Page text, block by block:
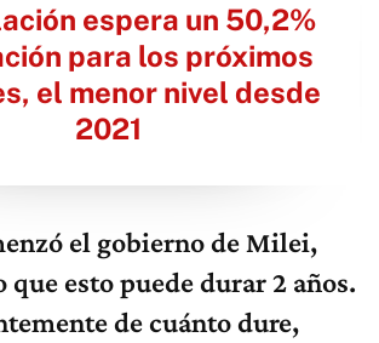
espera un 50,2%
para los próximos
el menor nivel desde
2021
el gobierno de Milei,
que esto puede durar 2 años.
de cuánto dure,